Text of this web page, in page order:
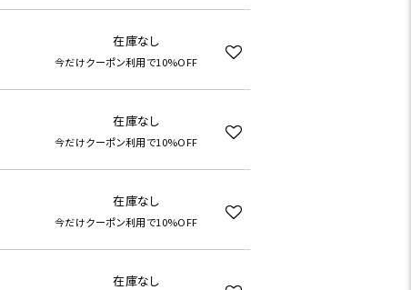
在庫なし
今だけクーポン利用で10%OFF
在庫なし
今だけクーポン利用で10%OFF
在庫なし
今だけクーポン利用で10%OFF
在庫なし